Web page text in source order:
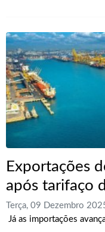
Exportações
após tarifaço
Terça, 09 Dezembro
Já as importações